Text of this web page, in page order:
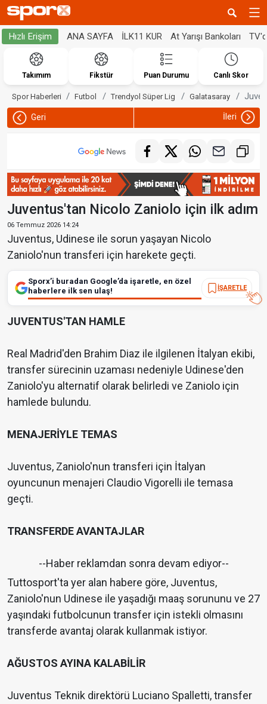
Hızlı Erişim ANA SAYFA İLK11 KUR At Yarışı Bankoları
Takımım Fikstür Puan Durumu Canlı Skor
Spor Haberleri Futbol Trendyol Süper Lig Galatasaray
Geri İleri
Juventus'tan Nicolo Zaniolo için ilk adım
06 Temmuz 2026 14:24
Juventus, Udinese ile sorun yaşayan Nicolo
Zaniolo'nun transferi için harekete geçti.
Sporx’i buradan Google’da işaretle, en özel
haberlere ilk sen ulaş!
İŞARETLE
JUVENTUS'TAN HAMLE
Real Madrid'den Brahim Diaz ile ilgilenen İtalyan ekibi,
transfer sürecinin uzaması nedeniyle Udinese'den
Zaniolo'yu alternatif olarak belirledi ve Zaniolo için
hamlede bulundu.
MENAJERİYLE TEMAS
Juventus, Zaniolo'nun transferi için İtalyan
oyuncunun menajeri Claudio Vigorelli ile temasa
geçti.
TRANSFERDE AVANTAJLAR
--Haber reklamdan sonra devam ediyor--
Tuttosport'ta yer alan habere göre, Juventus,
Zaniolo'nun Udinese ile yaşadığı maaş sorununu ve 27
yaşındaki futbolcunun transfer için istekli olmasını
transferde avantaj olarak kullanmak istiyor.
AĞUSTOS AYINA KALABİLİR
Juventus Teknik direktörü Luciano Spalletti, transfer